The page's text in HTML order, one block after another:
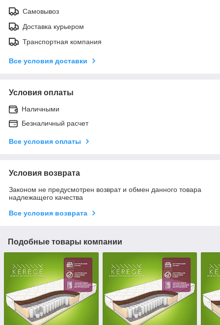
Самовывоз
Доставка курьером
Транспортная компания
Все условия доставки
Условия оплаты
Наличными
Безналичный расчет
Все условия оплаты
Условия возврата
Законом не предусмотрен возврат и обмен данного товара
надлежащего качества
Все условия возврата
Подобные товары компании